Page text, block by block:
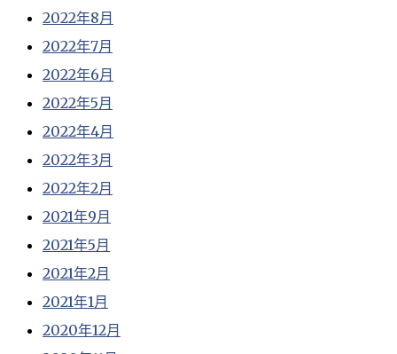
2022年8月
2022年7月
2022年6月
2022年5月
2022年4月
2022年3月
2022年2月
2021年9月
2021年5月
2021年2月
2021年1月
2020年12月